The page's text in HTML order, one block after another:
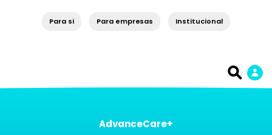
Para si Para empresas Institucional
AdvanceCare+